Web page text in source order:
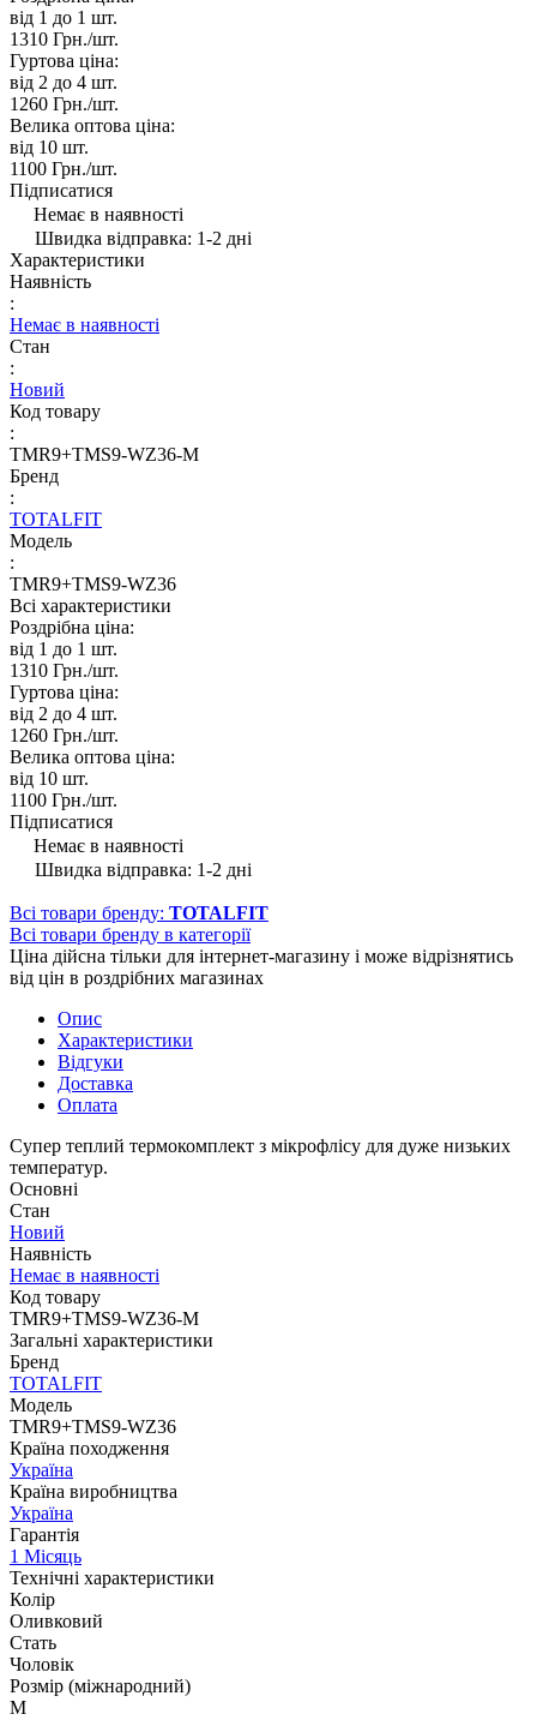
від 1 до 1 шт.
1310 Грн./шт.
Гуртова ціна:
від 2 до 4 шт.
1260 Грн./шт.
Велика оптова ціна:
від 10 шт.
1100 Грн./шт.
Підписатися
Немає в наявності
Швидка відправка: 1-2 дні
Характеристики
Наявність
:
Немає в наявності
Стан
:
Новий
Код товару
:
TMR9+TMS9-WZ36-M
Бренд
:
TOTALFIT
Модель
:
TMR9+TMS9-WZ36
Всі характеристики
Роздрібна ціна:
від 1 до 1 шт.
1310 Грн./шт.
Гуртова ціна:
від 2 до 4 шт.
1260 Грн./шт.
Велика оптова ціна:
від 10 шт.
1100 Грн./шт.
Підписатися
Немає в наявності
Швидка відправка: 1-2 дні
Всі товари бренду: TOTALFIT
Всі товари бренду в категорії
Ціна дійсна тільки для інтернет-магазину і може відрізнятись
від цін в роздрібних магазинах
Опис
Характеристики
Відгуки
Доставка
Оплата
Супер теплий термокомплект з мікрофлісу для дуже низьких
температур.
Основні
Стан
Новий
Наявність
Немає в наявності
Код товару
TMR9+TMS9-WZ36-M
Загальні характеристики
Бренд
TOTALFIT
Модель
TMR9+TMS9-WZ36
Країна походження
Україна
Країна виробництва
Україна
Гарантія
1 Місяць
Технічні характеристики
Колір
Оливковий
Стать
Чоловік
Розмір (міжнародний)
M